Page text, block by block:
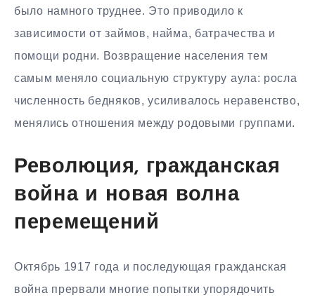
было намного труднее. Это приводило к
зависимости от займов, найма, батрачества и
помощи родни. Возвращение населения тем
самым меняло социальную структуру аула: росла
численность бедняков, усиливалось неравенство,
менялись отношения между родовыми группами.
Революция, гражданская
война и новая волна
перемещений
Октябрь 1917 года и последующая гражданская
война прервали многие попытки упорядочить